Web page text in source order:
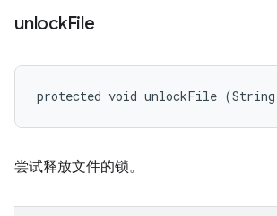
unlockFile
protected void unlockFile (String
尝试释放文件的锁。